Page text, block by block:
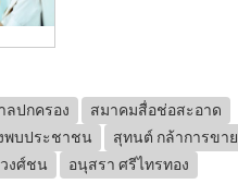
ลปกครอง
สมาคมสื่อช่อสะอาด
พบประชาชน
สุทนต์ กล้าการขาย
งศ์ชน
อนุสรา ศรีไทรทอง